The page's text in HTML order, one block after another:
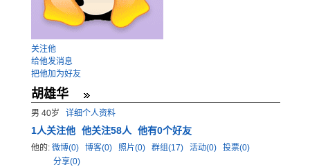
关注他
给他发消息
把他加为好友
胡雄华
男 40岁 详细个人资料
1人关注他 他关注58人 他有0个好友
他的: 微博(0) 博客(0) 照片(0) 群组(17) 活动(0)
投票(0)
分享(0)